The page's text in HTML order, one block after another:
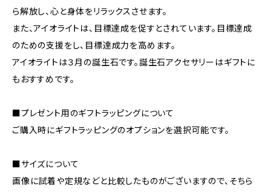
ら解放し、心と身体をリラックスさせます。
また、アイオライトは、目標達成を促すとされています。目標達成
のための支援をし、目標達成力を高めます。
アイオライトは３月の誕生石です。誕生石アクセサリーはギフトに
もおすすめです。
■プレゼント用のギフトラッピングについて
ご購入時にギフトラッピングのオプションを選択可能です。
■サイズについて
画像に試着や定規などと比較したものがございますので、そちら